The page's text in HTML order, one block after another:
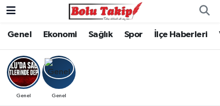
Genel Ekonomi Sağlık Spor İlçe Haberleri
Genel Genel